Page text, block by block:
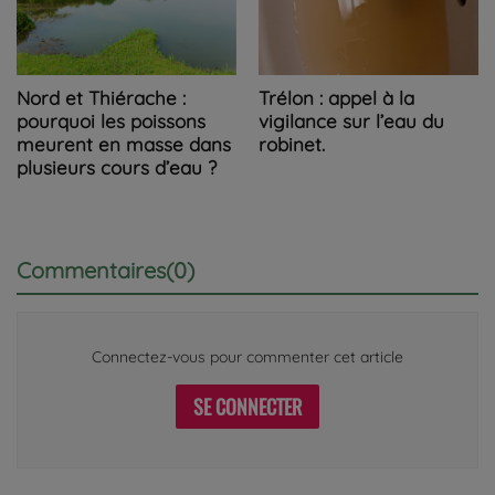
Nord et Thiérache :
pourquoi les poissons
meurent en masse dans
plusieurs cours d’eau ?
Trélon : appel à la
vigilance sur l’eau du
robinet.
Commentaires(0)
Connectez-vous pour commenter cet article
SE CONNECTER